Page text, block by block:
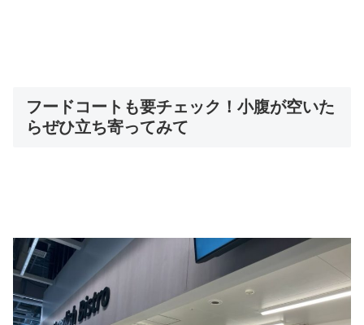
フードコートも要チェック！小腹が空いた
らぜひ立ち寄ってみて